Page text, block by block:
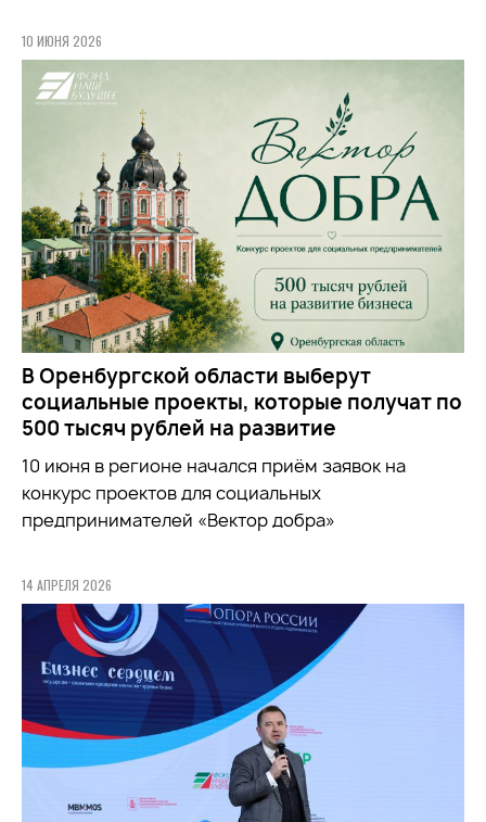
10 ИЮНЯ 2026
В Оренбургской области выберут
социальные проекты, которые получат по
500 тысяч рублей на развитие
10 июня в регионе начался приём заявок на
конкурс проектов для социальных
предпринимателей «Вектор добра»
14 АПРЕЛЯ 2026